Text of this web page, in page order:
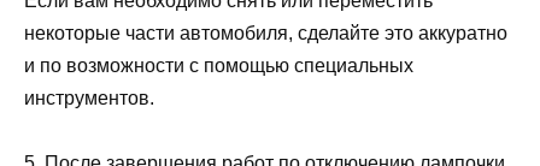
некоторые части автомобиля, сделайте это аккуратно
и по возможности с помощью специальных
инструментов.